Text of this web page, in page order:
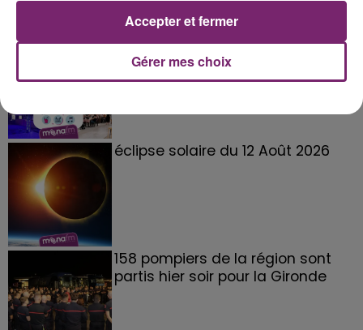
La Bulle - Guinguette éphémère
de Frelinghien !
éclipse solaire du 12 Août 2026
158 pompiers de la région sont
partis hier soir pour la Gironde
Gérer mes choix
Accepter et fermer